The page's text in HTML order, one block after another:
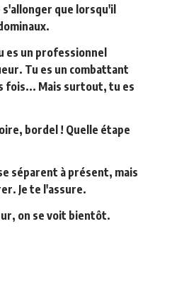
que lorsqu'il
es un professionnel
Tu es un combattant
fois... Mais surtout, tu es
bordel ! Quelle étape
séparent à présent, mais
Je te l'assure.
on se voit bientôt.